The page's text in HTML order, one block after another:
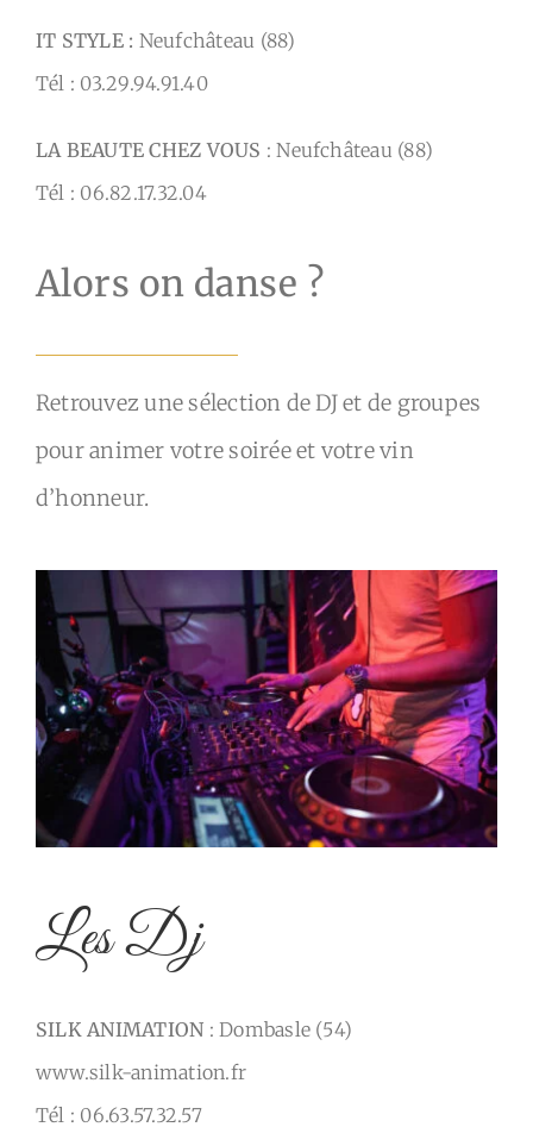
IT STYLE : Neufchâteau (88)
Tél : 03.29.94.91.40
LA BEAUTE CHEZ VOUS : Neufchâteau (88)
Tél : 06.82.17.32.04
Alors on danse ?
Retrouvez une sélection de DJ et de groupes
pour animer votre soirée et votre vin
d’honneur.
Les Dj
SILK ANIMATION : Dombasle (54)
www.silk-animation.fr
Tél : 06.63.57.32.57